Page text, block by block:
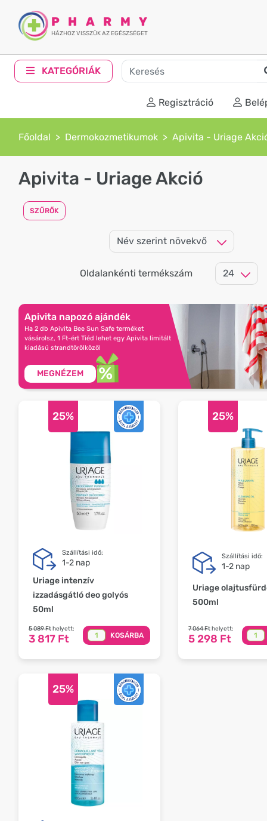
PHARMY
HÁZHOZ VISSZÜK AZ EGÉSZSÉGET
KATEGÓRIÁK
Regisztráció
Főoldal Dermokozmetikumok Apivita - Uriage
Apivita - Uriage Akció
SZŰRŐK
Oldalankénti termékszám
Apivita napozó ajándék
Ha 2 db Apivita Bee Sun Safe terméket
vásárolsz, 1 Ft-ért Tiéd lehet egy Apivita limitált
kiadású strandtörölköző!
MEGNÉZEM
Szállítási idő:
1-2 nap
Uriage intenzív
izzadásgátló deo golyós
50ml
25%
5 089 Fthelyett:
3 817 Ft KOSÁRBA
Szállítási idő:
1-2 nap
Uriage
500ml
25%
7 064 Fthelyett:
5 298 Ft
25%